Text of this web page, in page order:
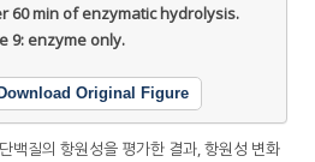
60 min of enzymatic hydrolysis.
9: enzyme only.
Download Original Figure
백질의 항원성을 평가한 결과, 항원성 변화